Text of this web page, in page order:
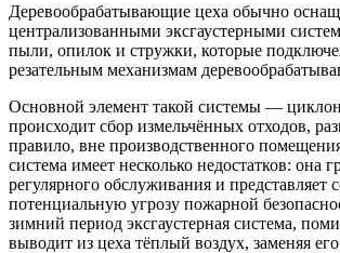
Деревообрабатывающие цеха обычно
централизованными эксгаустерными
пыли, опилок и стружки, которые
резательным механизмам
Основной элемент такой системы —
происходит сбор измельчённых отходов,
правило, вне производственного
система имеет несколько недостатков: она
регулярного обслуживания и представляет
потенциальную угрозу пожарной
зимний период эксгаустерная система,
выводит из цеха тёплый воздух, заменяя